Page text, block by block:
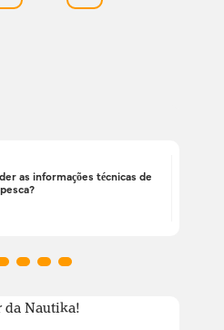
as informações técnicas de